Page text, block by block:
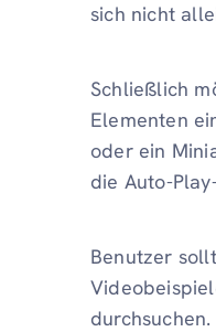
sich nicht
Schließlich
Elementen
oder ein
die Auto-
Benutzer